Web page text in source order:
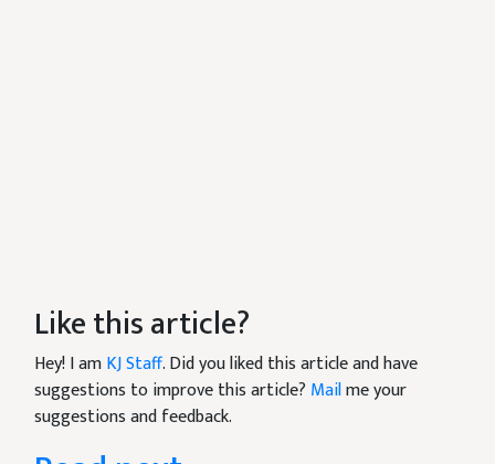
Like this article?
Hey! I amKJ Staff. Did you liked this article and have
suggestions to improve this article? Mailme your
suggestions and feedback.